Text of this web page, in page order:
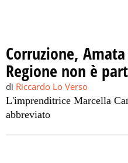
Corruzione,
Regione non è
di Riccardo Lo Verso
L'imprenditrice Marcella
abbreviato